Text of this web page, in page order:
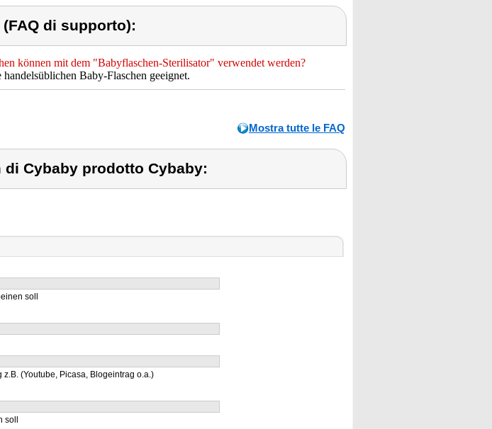
di supporto):
können mit dem "Babyflaschen-Sterilisator" verwendet werden?
Baby-Flaschen geeignet.
Mostra tutte le FAQ
Cybaby prodotto Cybaby:
soll
(Youtube, Picasa, Blogeintrag o.a.)
soll